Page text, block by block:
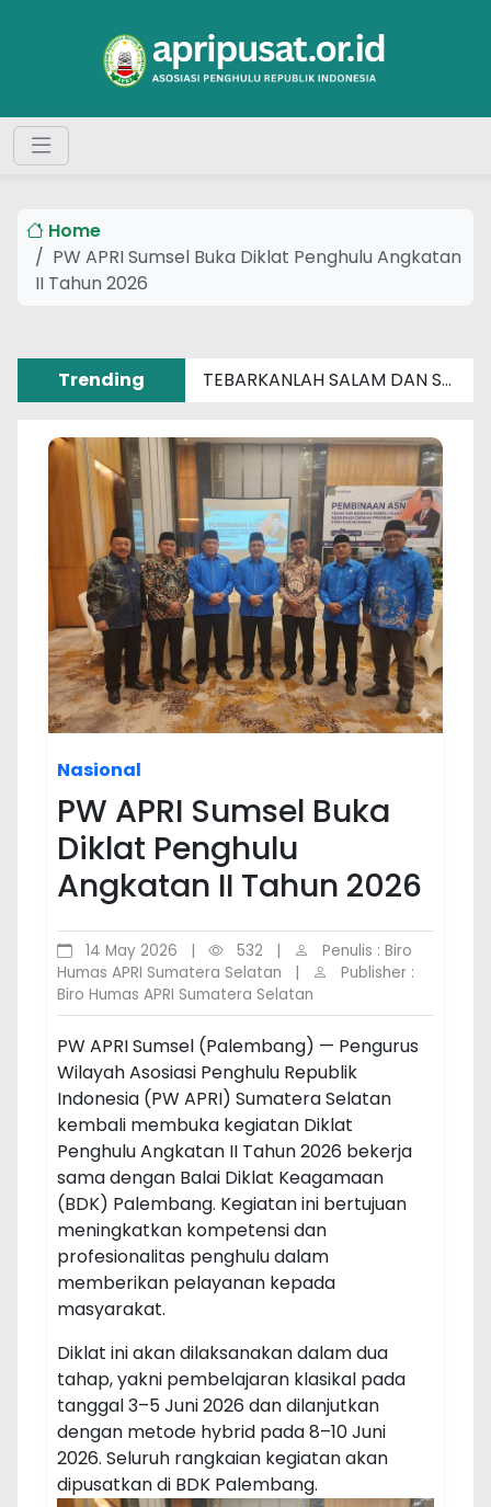
Home
PW APRI Sumsel Buka Diklat Penghulu Angkatan
II Tahun 2026
Trending TEBARKANLAH SALAM DAN SENYUM SEBERAT APAPUN MASALAHMU
Nasional
PW APRI Sumsel Buka
Diklat Penghulu
Angkatan II Tahun 2026
14 May 2026 532
Penulis : Biro
Humas APRI Sumatera Selatan
Publisher :
Biro Humas APRI Sumatera Selatan
PW APRI Sumsel (Palembang) — Pengurus
Wilayah Asosiasi Penghulu Republik
Indonesia (PW APRI) Sumatera Selatan
kembali membuka kegiatan Diklat
Penghulu Angkatan II Tahun 2026 bekerja
sama dengan Balai Diklat Keagamaan
(BDK) Palembang. Kegiatan ini bertujuan
meningkatkan kompetensi dan
profesionalitas penghulu dalam
memberikan pelayanan kepada
masyarakat.
Diklat ini akan dilaksanakan dalam dua
tahap, yakni pembelajaran klasikal pada
tanggal 3–5 Juni 2026 dan dilanjutkan
dengan metode hybrid pada 8–10 Juni
2026. Seluruh rangkaian kegiatan akan
dipusatkan di BDK Palembang.